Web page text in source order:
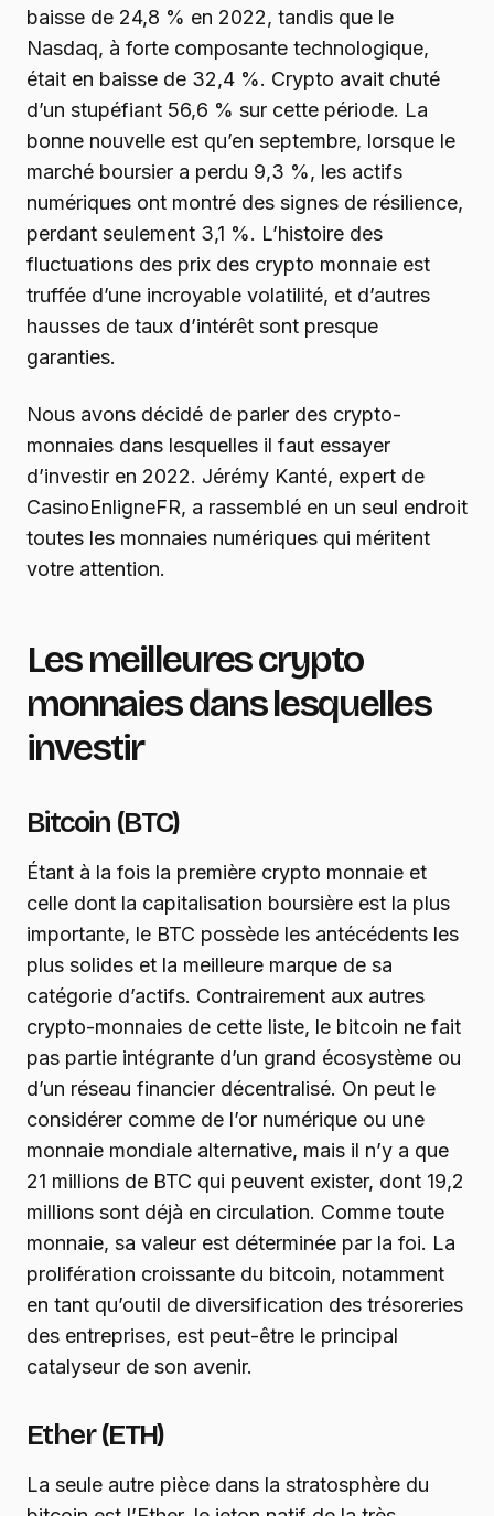
baisse de 24,8 % en 2022, tandis que le
Nasdaq, à forte composante technologique,
était en baisse de 32,4 %. Crypto avait chuté
d’un stupéfiant 56,6 % sur cette période. La
bonne nouvelle est qu’en septembre, lorsque le
marché boursier a perdu 9,3 %, les actifs
numériques ont montré des signes de résilience,
perdant seulement 3,1 %. L’histoire des
fluctuations des prix des crypto monnaie est
truffée d’une incroyable volatilité, et d’autres
hausses de taux d’intérêt sont presque
garanties.
Nous avons décidé de parler des crypto-
monnaies dans lesquelles il faut essayer
d’investir en 2022. Jérémy Kanté, expert de
CasinoEnligneFR, a rassemblé en un seul endroit
toutes les monnaies numériques qui méritent
votre attention.
Les meilleures crypto
monnaies dans lesquelles
investir
Bitcoin (BTC)
Étant à la fois la première crypto monnaie et
celle dont la capitalisation boursière est la plus
importante, le BTC possède les antécédents les
plus solides et la meilleure marque de sa
catégorie d’actifs. Contrairement aux autres
crypto-monnaies de cette liste, le bitcoin ne fait
pas partie intégrante d’un grand écosystème ou
d’un réseau financier décentralisé. On peut le
considérer comme de l’or numérique ou une
monnaie mondiale alternative, mais il n’y a que
21 millions de BTC qui peuvent exister, dont 19,2
millions sont déjà en circulation. Comme toute
monnaie, sa valeur est déterminée par la foi. La
prolifération croissante du bitcoin, notamment
en tant qu’outil de diversification des trésoreries
des entreprises, est peut-être le principal
catalyseur de son avenir.
Ether (ETH)
La seule autre pièce dans la stratosphère du